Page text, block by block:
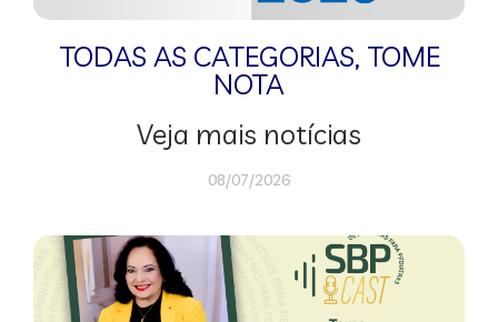
TODAS AS CATEGORIAS, TOME
NOTA
Veja mais notícias
08/07/2026